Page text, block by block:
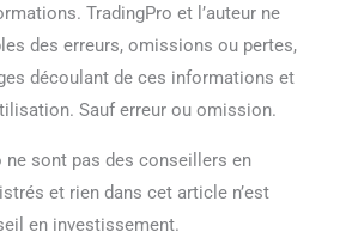
TradingPro et l’auteur ne
des erreurs, omissions ou pertes,
découlant de ces informations et
Sauf erreur ou omission.
ne sont pas des conseillers en
et rien dans cet article n’est
en investissement.